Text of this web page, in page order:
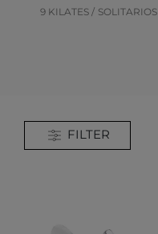
9 KILATES
SOLITARIOS
FILTER